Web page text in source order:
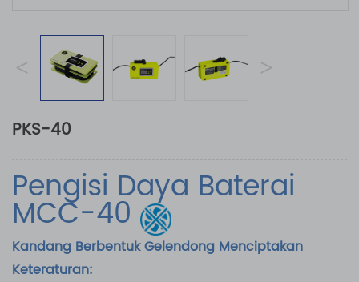
< >
PKS-40
Pengisi Daya Baterai
MCC-40
Kandang Berbentuk Gelendong Menciptakan
Keteraturan: